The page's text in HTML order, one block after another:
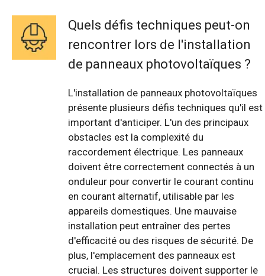
Quels défis techniques peut-on
rencontrer lors de l'installation
de panneaux photovoltaïques ?
L'installation de panneaux photovoltaïques
présente plusieurs défis techniques qu'il est
important d'anticiper. L'un des principaux
obstacles est la complexité du
raccordement électrique. Les panneaux
doivent être correctement connectés à un
onduleur pour convertir le courant continu
en courant alternatif, utilisable par les
appareils domestiques. Une mauvaise
installation peut entraîner des pertes
d'efficacité ou des risques de sécurité. De
plus, l'emplacement des panneaux est
crucial. Les structures doivent supporter le